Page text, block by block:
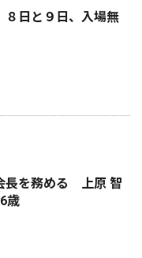
日と９日、入場無
長を務める 上原 智
歳